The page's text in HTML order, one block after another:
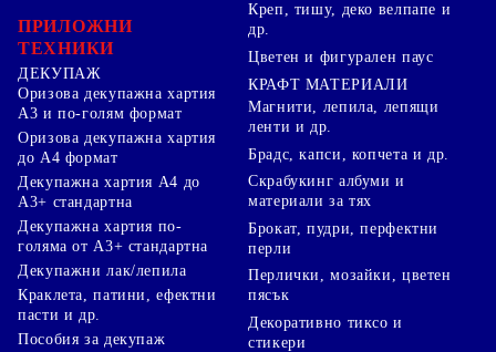
ПРИЛОЖНИ
ТЕХНИКИ
ДЕКУПАЖ
Оризова декупажна хартия
А3 и по-голям формат
Оризова декупажна хартия
до А4 формат
Декупажна хартия А4 до
А3+ стандартна
Декупажна хартия по-
голяма от А3+ стандартна
Декупажни лак/лепила
Краклета, патини, ефектни
пасти и др.
Пособия за декупаж
Креп, тишу, деко велпапе и
др.
Цветен и фигурален паус
КРАФТ МАТЕРИАЛИ
Магнити, лепила, лепящи
ленти и др.
Брадс, капси, копчета и др.
Скрабукинг албуми и
материали за тях
Брокат, пудри, перфектни
перли
Перлички, мозайки, цветен
пясък
Декоративно тиксо и
стикери